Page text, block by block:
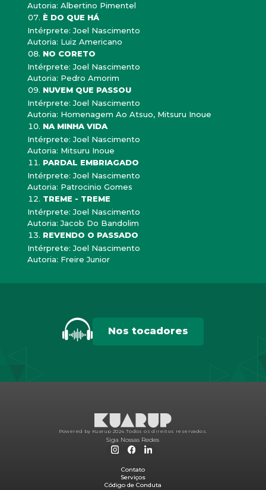
Autoria: Albertino Pimentel
È DO QUE HÁ
Intérprete: Joel Nascimento
Autoria: Luiz Americano
NO CORETO
Intérprete: Joel Nascimento
Autoria: Pedro Amorim
NUVEM QUE PASSOU
Intérprete: Joel Nascimento
Autoria: Homenagem Ao Atsuo, Mitsuru Inoue
NA MINHA VIDA
Intérprete: Joel Nascimento
Autoria: Mitsuru Inoue
PARDAL EMBRIAGADO
Intérprete: Joel Nascimento
Autoria: Patrocinio Gomes
TREME - TREME
Intérprete: Joel Nascimento
Autoria: Jacob Do Bandolim
REVENDO O PASSADO
Intérprete: Joel Nascimento
Autoria: Freire Junior
Nos tocadores
Powered by Kuarup 2024. Todos os direitos reservados.
Siga Nossas Redes
Contato
Serviços
Código de Conduta